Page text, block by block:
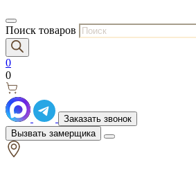
Поиск товаров
0
0
Заказать звонок
Вызвать замерщика